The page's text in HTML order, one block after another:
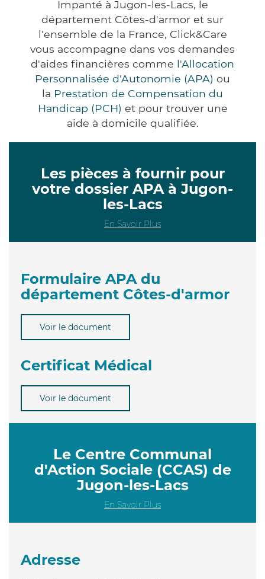
Impanté à Jugon-les-Lacs, le
département Côtes-d'armor et sur
l'ensemble de la France, Click&Care
vous accompagne dans vos demandes
d'aides financières comme l'Allocation
Personnalisée d'Autonomie (APA) ou
la Prestation de Compensation du
Handicap (PCH) et pour trouver une
aide à domicile qualifiée.
Les pièces à fournir pour
votre dossier APA à Jugon-
les-Lacs
En Savoir Plus
Formulaire APA du
département Côtes-d'armor
Voir le document
Certificat Médical
Voir le document
Le Centre Communal
d'Action Sociale (CCAS) de
Jugon-les-Lacs
En Savoir Plus
Adresse